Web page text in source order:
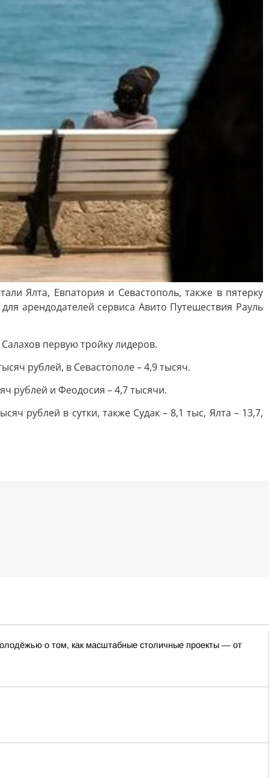
Ялта, Евпатория и Севастополь, также в пятерку
арендодателей сервиса Авито Путешествия Рауль
первую тройку лидеров.
рублей, в Севастополе – 4,9 тысяч.
рублей и Феодосия – 4,7 тысячи.
рублей в сутки, также Судак – 8,1 тыс, Ялта – 13,7,
о том, как масштабные столичные проекты — от